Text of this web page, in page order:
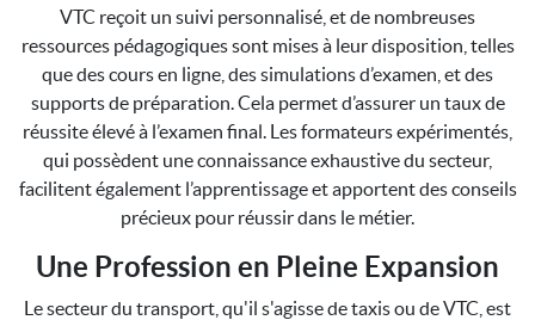
VTC reçoit un suivi personnalisé, et de nombreuses
ressources pédagogiques sont mises à leur disposition, telles
que des cours en ligne, des simulations d’examen, et des
supports de préparation. Cela permet d’assurer un taux de
réussite élevé à l’examen final. Les formateurs expérimentés,
qui possèdent une connaissance exhaustive du secteur,
facilitent également l’apprentissage et apportent des conseils
précieux pour réussir dans le métier.
Une Profession en Pleine Expansion
Le secteur du transport, qu'il s'agisse de taxis ou de VTC, est